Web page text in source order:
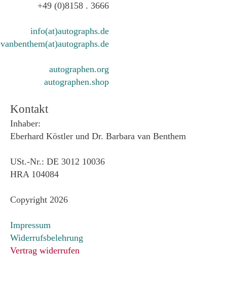
+49 (0)8158 . 3666
info(at)autographs.de
vanbenthem(at)autographs.de
autographen.org
autographen.shop
Kontakt
Inhaber:
Eberhard Köstler und Dr. Barbara van Benthem
USt.-Nr.: DE 3012 10036
HRA 104084
Copyright 2026
Impressum
Widerrufsbelehrung
Vertrag widerrufen